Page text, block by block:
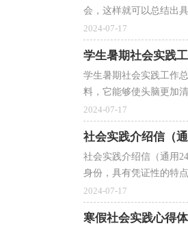
会，这样就可以总结出
2024-07-17
学生暑期社会实践
学生暑期社会实践工作
料，它能够使头脑更加
2024-07-17
社会实践介绍信（通
社会实践介绍信（通用
身份，具有凭证性的特
2024-07-17
寒假社会实践心得